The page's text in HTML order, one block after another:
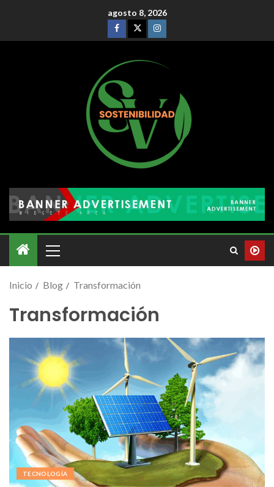
agosto 8, 2026
Inicio Blog Transformación
Transformación
TECNOLOGÍA